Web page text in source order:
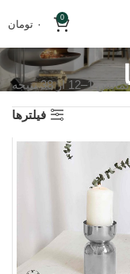
0
۰ تومان
نمایش 1–12 از 38 نتیجه
فیلترها